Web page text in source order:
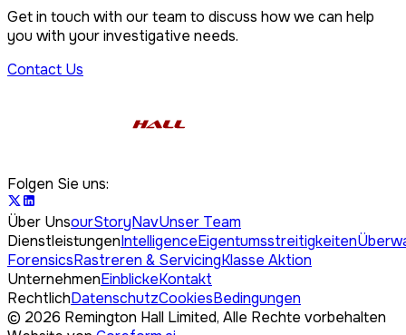
Get in touch with our team to discuss how we can help
you with your investigative needs.
Contact Us
Folgen Sie uns:
Über UnsourStoryNavUnser Team
DienstleistungenIntelligenceEigentumsstreitigkeiten
ForensicsRastreren & ServicingKlasse Aktion
UnternehmenEinblickeKontakt
RechtlichDatenschutzCookiesBedingungen
© 2026 Remington Hall Limited, Alle Rechte vorbehalten